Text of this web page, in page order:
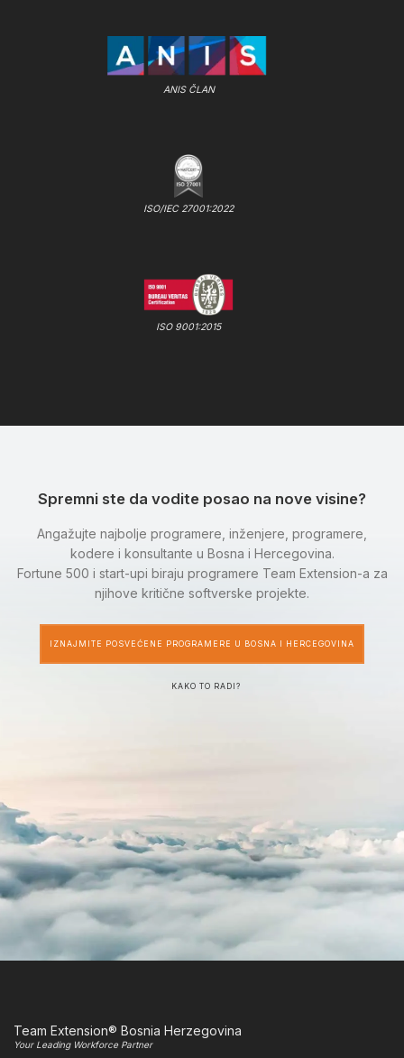
ANIS ČLAN
ISO/IEC 27001:2022
ISO 9001:2015
Spremni ste da vodite posao na nove visine?
Angažujte najbolje programere, inženjere, programere,
kodere i konsultante u Bosna i Hercegovina.
Fortune 500 i start-upi biraju programere Team Extension-a za
njihove kritične softverske projekte.
IZNAJMITE POSVEĆENE PROGRAMERE U BOSNA I HERCEGOVINA
KAKO TO RADI?
Team Extension® Bosnia Herzegovina
Your Leading Workforce Partner